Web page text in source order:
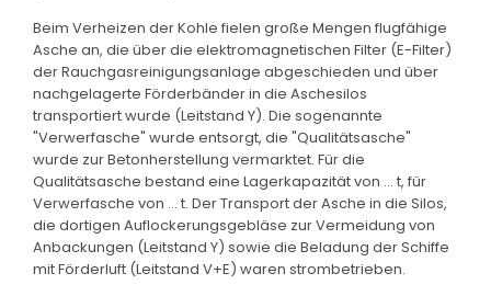
Beim Verheizen der Kohle fielen große Mengen flugfähige
Asche an, die über die elektromagnetischen Filter (E-Filter)
der Rauchgasreinigungsanlage abgeschieden und über
nachgelagerte Förderbänder in die Aschesilos
transportiert wurde (Leitstand Y). Die sogenannte
"Verwerfasche" wurde entsorgt, die "Qualitätsasche"
wurde zur Betonherstellung vermarktet. Für die
Qualitätsasche bestand eine Lagerkapazität von ... t, für
Verwerfasche von ... t. Der Transport der Asche in die Silos,
die dortigen Auflockerungsgebläse zur Vermeidung von
Anbackungen (Leitstand Y) sowie die Beladung der Schiffe
mit Förderluft (Leitstand V+E) waren strombetrieben.